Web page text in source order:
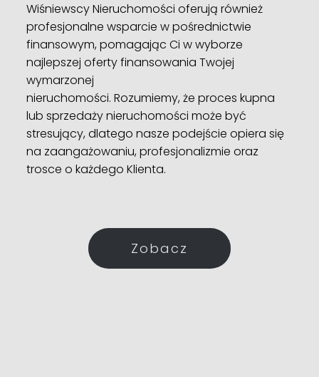
Wiśniewscy Nieruchomości oferują również
profesjonalne wsparcie w pośrednictwie
finansowym, pomagając Ci w wyborze
najlepszej oferty finansowania Twojej
wymarzonej
nieruchomości. Rozumiemy, że proces kupna
lub sprzedaży nieruchomości może być
stresujący, dlatego nasze podejście opiera się
na zaangażowaniu, profesjonalizmie oraz
trosce o każdego Klienta.
Zobacz